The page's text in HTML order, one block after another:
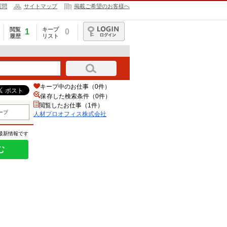
問 サイトマップ 掲載ご希望のお客様へ
閲覧
履歴
1
キープ
リスト
0
ログイン
プ
新情報です
キープ中のお仕事（0件）
保存した検索条件（0件）
閲覧したお仕事（1件）
人材プロオフィス株式会社